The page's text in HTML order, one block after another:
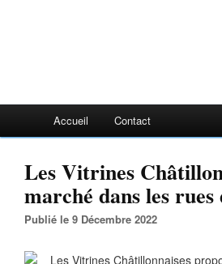
Accueil Contact
Les Vitrines
marché dans les
Publié le 9 Décembre 2022